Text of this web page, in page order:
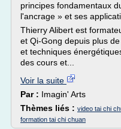
principes fondamentaux
l'ancrage » et ses
Thierry Alibert est
et Qi-Gong depuis plus
et techniques
des cours et...
Voir la suite
Par : Imagin' Arts
Thèmes liés : video tai chi
formation tai chi chuan